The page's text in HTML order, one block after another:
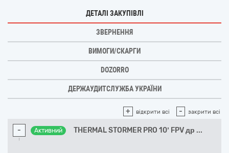
ДЕТАЛІ ЗАКУПІВЛІ
ЗВЕРНЕННЯ
ВИМОГИ/СКАРГИ
DOZORRO
ДЕРЖАУДИТСЛУЖБА УКРАЇНИ
+ відкрити всі - закрити всі
- Активний THERMAL STORMER PRO 10ʼ FPV др ...